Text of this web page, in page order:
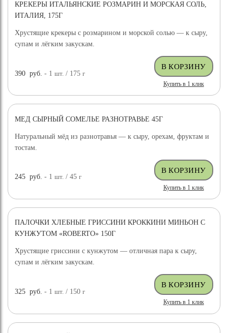
КРЕКЕРЫ ИТАЛЬЯНСКИЕ РОЗМАРИН И МОРСКАЯ СОЛЬ,
ИТАЛИЯ, 175Г
Хрустящие крекеры с розмарином и морской солью — к сыру,
супам и лёгким закускам.
390 руб. - 1шт. / 175г
Купить в 1 клик
МЕД СЫРНЫЙ СОМЕЛЬЕ РАЗНОТРАВЬЕ 45Г
Натуральный мёд из разнотравья — к сыру, орехам, фруктам и
тостам.
245 руб. - 1шт. / 45г
Купить в 1 клик
ПАЛОЧКИ ХЛЕБНЫЕ ГРИССИНИ КРОККИНИ МИНЬОН С
КУНЖУТОМ «ROBERTO» 150Г
Хрустящие гриссини с кунжутом — отличная пара к сыру,
супам и лёгким закускам.
325 руб. - 1шт. / 150г
Купить в 1 клик